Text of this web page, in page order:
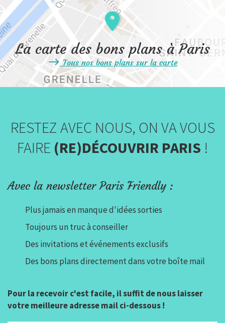
La carte des bons plans à Paris
Tous nos bons plans sur la carte
RESTEZ AVEC NOUS, ON VA VOUS
FAIRE (RE)DÉCOUVRIR PARIS !
Avec la newsletter Paris Friendly :
Plus jamais en manque d'idées sorties
Toujours un truc à conseiller
Des invitations et événements exclusifs
Des bons plans directement dans votre boîte mail
Pour la recevoir c'est facile, il suffit de nous laisser
votre meilleure adresse mail ci-dessous !